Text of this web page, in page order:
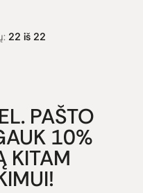
22 iš 22
PAŠTO
10%
KITAM